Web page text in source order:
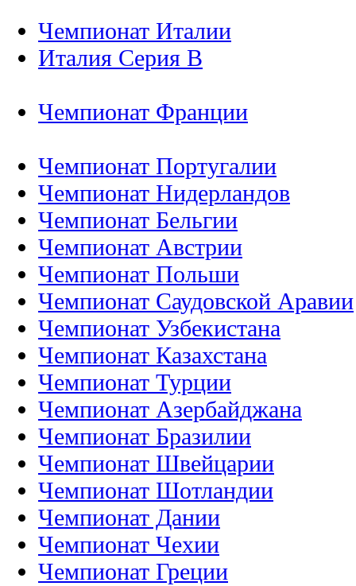
Чемпионат Италии
Италия Серия B
Чемпионат Франции
Чемпионат Португалии
Чемпионат Нидерландов
Чемпионат Бельгии
Чемпионат Австрии
Чемпионат Польши
Чемпионат Саудовской Аравии
Чемпионат Узбекистана
Чемпионат Казахстана
Чемпионат Турции
Чемпионат Азербайджана
Чемпионат Бразилии
Чемпионат Швейцарии
Чемпионат Шотландии
Чемпионат Дании
Чемпионат Чехии
Чемпионат Греции